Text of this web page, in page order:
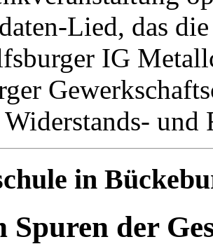
Lied, das
IG
und
in
Spuren der